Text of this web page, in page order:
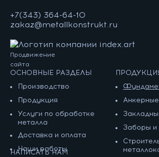
+7(343) 364-64-10
zakaz@metallkonstrukt.ru
Продвижение
сайта
ОСНОВНЫЕ РАЗДЕЛЫ
Производство
Продукция
Услуги по обработке
металла
Доставка и оплата
Наши работы
Заборы и
НАПИСАТЬ НАМ